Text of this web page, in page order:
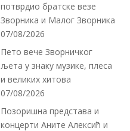
потврдио братске везе
Зворника и Малог Зворника
07/08/2026
Пето вече Зворничког
љета у знаку музике, плеса
и великих хитова
07/08/2026
Позоришна представа и
концерти Аните Алексић и